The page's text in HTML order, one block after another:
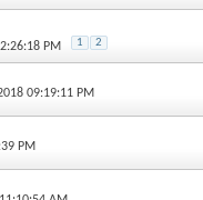
PM 1 2
09:19:11 PM
PM